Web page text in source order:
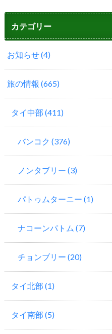
カテゴリー
お知らせ(4)
旅の情報 (665)
タイ中部 (411)
バンコク (376)
ノンタブリー (3)
パトゥムターニー (1)
ナコーンパトム (7)
チョンブリー (20)
タイ北部 (1)
タイ南部 (5)